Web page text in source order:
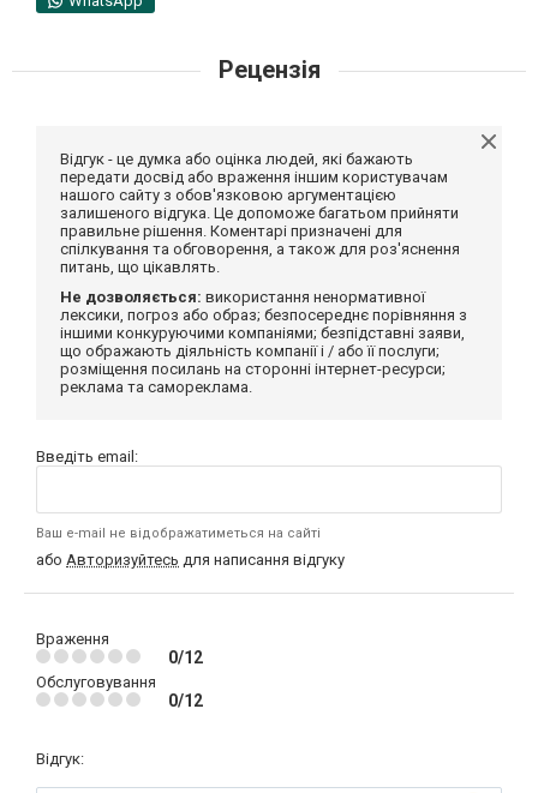
Рецензія
Відгук - це думка або оцінка людей, які бажають
передати досвід або враження іншим користувачам
нашого сайту з обов'язковою аргументацією
залишеного відгука. Це допоможе багатьом прийняти
правильне рішення. Коментарі призначені для
спілкування та обговорення, а також для роз'яснення
питань, що цікавлять.
Не дозволяється: використання ненормативної
лексики, погроз або образ; безпосереднє порівняння з
іншими конкуруючими компаніями; безпідставні заяви,
що ображають діяльність компанії і / або її послуги;
розміщення посилань на сторонні інтернет-ресурси;
реклама та самореклама.
Введіть email:
Ваш e-mail не відображатиметься на сайті
або Авторизуйтесь для написання відгуку
Враження
0/12
Обслуговування
0/12
Відгук: